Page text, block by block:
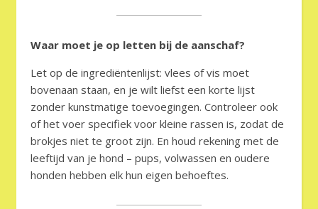
Waar moet je op letten bij de aanschaf?
Let op de ingrediëntenlijst: vlees of vis moet
bovenaan staan, en je wilt liefst een korte lijst
zonder kunstmatige toevoegingen. Controleer ook
of het voer specifiek voor kleine rassen is, zodat de
brokjes niet te groot zijn. En houd rekening met de
leeftijd van je hond – pups, volwassen en oudere
honden hebben elk hun eigen behoeftes.